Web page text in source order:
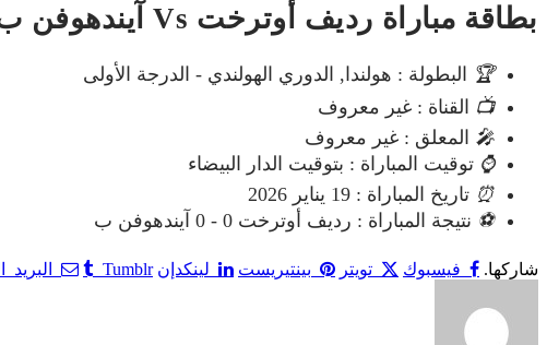
بطاقة مباراة رديف أوترخت Vs آيندهوفن ب
🏆
البطولة : هولندا, الدوري الهولندي - الدرجة الأولى
📺 القناة : غير معروف
🎤 المعلق : غير معروف
⌚ توقيت المباراة : بتوقيت الدار البيضاء
⏰ تاريخ المباراة : 19 يناير 2026
⚽ نتيجة المباراة : رديف أوترخت 0 - 0 آيندهوفن ب
شاركها. فيسبوك تويتر بينتيريست لينكدإن Tumblr البريد